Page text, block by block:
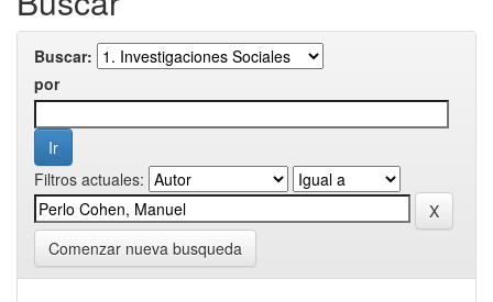
Buscar:
por
Filtros actuales:
Comenzar nueva busqueda